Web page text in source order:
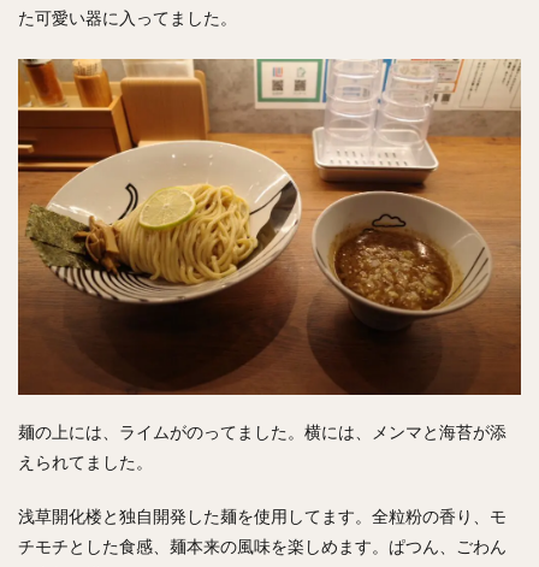
た可愛い器に入ってました。
麺の上には、ライムがのってました。横には、メンマと海苔が添
えられてました。
浅草開化楼と独自開発した麺を使用してます。全粒粉の香り、モ
チモチとした食感、麺本来の風味を楽しめます。ぱつん、ごわん